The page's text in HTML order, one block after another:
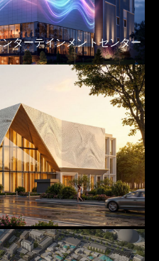
ターテインメントセンター